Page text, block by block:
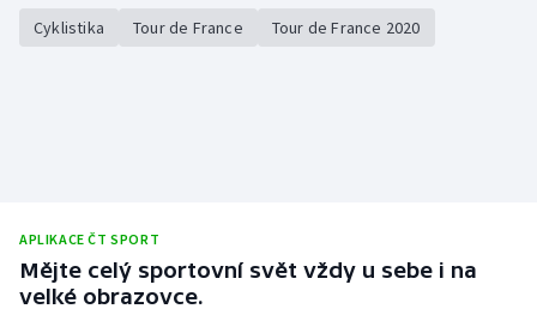
Cyklistika Tour de France Tour de France 2020
APLIKACE ČT SPORT
Mějte celý sportovní svět vždy u sebe i na
velké obrazovce.